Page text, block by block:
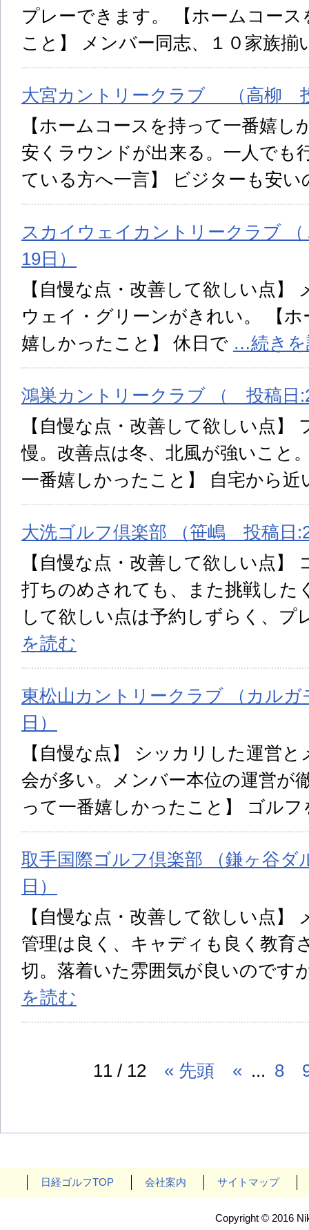
プレーできます。 【ホームコー
こと】 メンバー同志、１０家族揃
大宮カントリークラブ （高柳
【ホームコースを持って一番嬉
安くラウンドが出来る。一人でも
ている方へ一言】 ビジターも安
スカイウェイカントリークラブ
19日）
【自慢な点・改善して欲しい点
ウェイ・グリーンがきれい。 【
嬉しかったこと】 休日で …続きを
鴻巣カントリークラブ （ 投稿日
【自慢な点・改善して欲しい点
慢。改善点は冬、北風が強いこと
一番嬉しかったこと】 自宅から
大洗ゴルフ倶楽部 （笹嶋 投稿日
【自慢な点・改善して欲しい点】
打ちのめされても、また挑戦した
して欲しい点は予約しずらく、
を読む
東松山カントリークラブ （カル
日）
【自慢な点】 シッカリした運営
会が多い。メンバー本位の運営が
って一番嬉しかったこと】 ゴル
取手国際ゴルフ倶楽部 （鎌ヶ谷
日）
【自慢な点・改善して欲しい点】
管理は良く、キャディも良く教育
切。落着いた雰囲気が良いのです
を読む
11 / 12 « 先頭 « ... 8
日経ゴルフTOP 会社案内 サイトマップ
Copyright © 2016